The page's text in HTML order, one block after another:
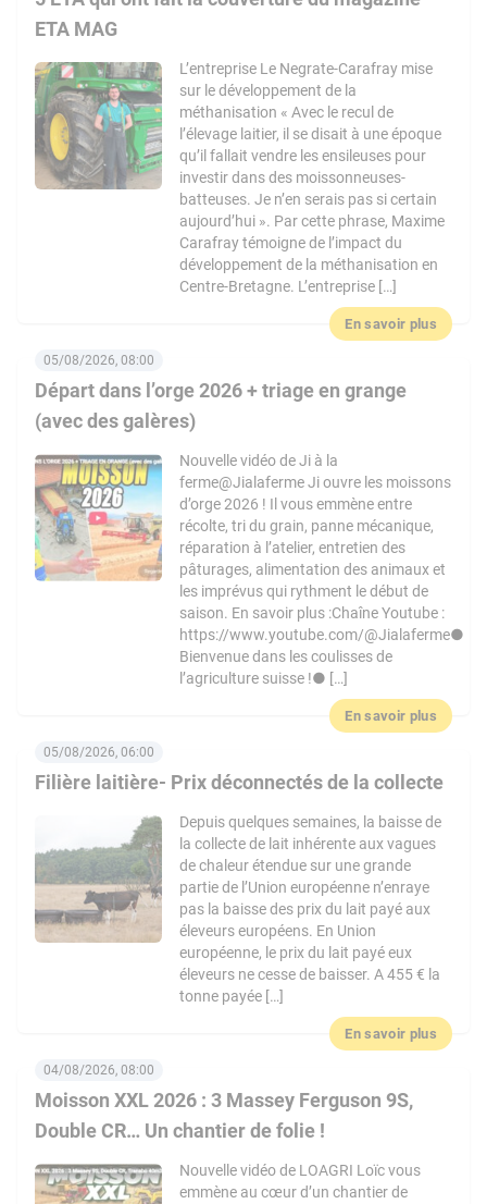
ETA MAG
L’entreprise Le Negrate-Carafray mise
sur le développement de la
méthanisation « Avec le recul de
l’élevage laitier, il se disait à une époque
qu’il fallait vendre les ensileuses pour
investir dans des moissonneuses-
batteuses. Je n’en serais pas si certain
aujourd’hui ». Par cette phrase, Maxime
Carafray témoigne de l’impact du
développement de la méthanisation en
Centre-Bretagne. L’entreprise […]
En savoir plus
Départ dans l’orge 2026 + triage en grange
(avec des galères)
05/08/2026, 08:00
Nouvelle vidéo de Ji à la
ferme@Jialaferme Ji ouvre les moissons
d’orge 2026 ! Il vous emmène entre
récolte, tri du grain, panne mécanique,
réparation à l’atelier, entretien des
pâturages, alimentation des animaux et
les imprévus qui rythment le début de
saison. En savoir plus :Chaîne Youtube :
https://www.youtube.com/@Jialaferme●
Bienvenue dans les coulisses de
l’agriculture suisse !● […]
En savoir plus
Filière laitière- Prix déconnectés de la collecte
05/08/2026, 06:00
Depuis quelques semaines, la baisse de
la collecte de lait inhérente aux vagues
de chaleur étendue sur une grande
partie de l’Union européenne n’enraye
pas la baisse des prix du lait payé aux
éleveurs européens. En Union
européenne, le prix du lait payé eux
éleveurs ne cesse de baisser. A 455 € la
tonne payée […]
En savoir plus
Moisson XXL 2026 : 3 Massey Ferguson 9S,
Double CR… Un chantier de folie !
04/08/2026, 08:00
Nouvelle vidéo de LOAGRI Loïc vous
emmène au cœur d’un chantier de